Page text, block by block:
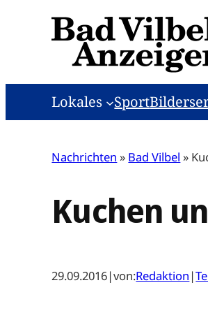
Lokales Sport
Nachrichten » Bad Vilbel »
Kuchen
29.09.2016|von:Redaktion |